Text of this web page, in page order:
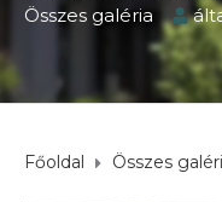
Összes galéria
Főoldal Összes